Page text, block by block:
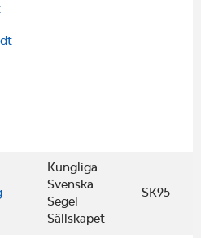
Kungliga
Svenska
Segel
Sällskapet
SK95